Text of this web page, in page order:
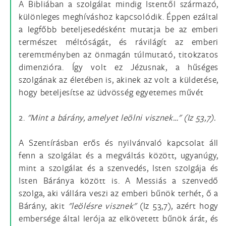
A Bibliában a szolgálat mindig Istentől származó,
különleges meghíváshoz kapcsolódik. Éppen ezáltal
a legfőbb beteljesedésként mutatja be az emberi
természet méltóságát, és rávilágít az emberi
teremtményben az önmagán túlmutató, titokzatos
dimenzióra. Így volt ez Jézusnak, a hűséges
szolgának az életében is, akinek az volt a küldetése,
hogy beteljesítse az üdvösség egyetemes művét
2. "Mint a bárány, amelyet leölni visznek…" (Iz 53,7).
A Szentírásban erős és nyilvánvaló kapcsolat áll
fenn a szolgálat és a megváltás között, ugyanúgy,
mint a szolgálat és a szenvedés, Isten szolgája és
Isten Báránya között is. A Messiás a szenvedő
szolga, aki vállára veszi az emberi bűnök terhét, ő a
Bárány, akit "leölésre visznek"(Iz 53,7), azért hogy
embersége által lerója az elkövetett bűnök árát, és